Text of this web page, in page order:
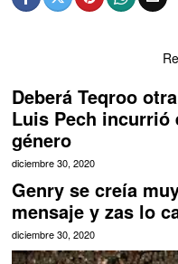
Deberá Teqroo
Luis Pech
género
diciembre 30, 2020
Genry se creía
mensaje y zas lo
diciembre 30, 2020